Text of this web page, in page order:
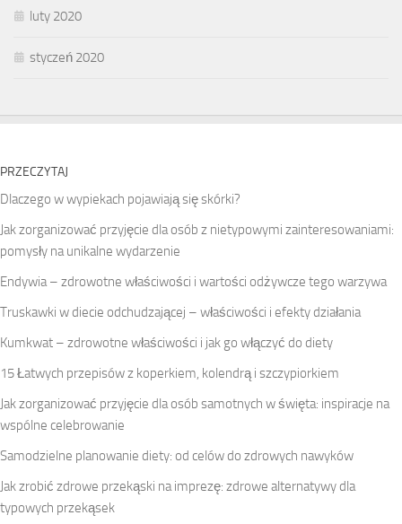
luty 2020
styczeń 2020
PRZECZYTAJ
Dlaczego w wypiekach pojawiają się skórki?
Jak zorganizować przyjęcie dla osób z nietypowymi zainteresowaniami:
pomysły na unikalne wydarzenie
Endywia – zdrowotne właściwości i wartości odżywcze tego warzywa
Truskawki w diecie odchudzającej – właściwości i efekty działania
Kumkwat – zdrowotne właściwości i jak go włączyć do diety
15 Łatwych przepisów z koperkiem, kolendrą i szczypiorkiem
Jak zorganizować przyjęcie dla osób samotnych w święta: inspiracje na
wspólne celebrowanie
Samodzielne planowanie diety: od celów do zdrowych nawyków
Jak zrobić zdrowe przekąski na imprezę: zdrowe alternatywy dla
typowych przekąsek